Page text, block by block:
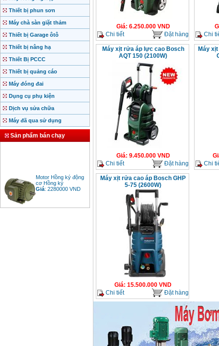
Thiết bị phun sơn
Máy chà sàn giặt thảm
Thiết bị Garage ôtô
Thiết bị nâng hạ
Thiết Bị PCCC
Thiết bị quảng cáo
Máy đóng đai
Dụng cụ phụ kiện
Dịch vụ sửa chữa
Máy đã qua sử dụng
Sản phẩm bán chạy
Motor Hồng ký động
cơ Hồng ký
Giá :2280000 VND
Giá: 6.250.000VND
Chi tiết
Đặt hàng
Chi
Máy xịt rửa áp lực cao Bosch
AQT 150 (2100W)
Giá: 9.450.000VND
Chi tiết
Đặt hàng
Máy
Chi
Máy xịt rửa cao áp Bosch GHP
5-75 (2600W)
Giá: 15.500.000 VND
Chi tiết
Đặt hàng